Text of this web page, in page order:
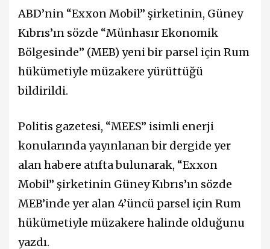
ABD’nin “Exxon Mobil” şirketinin, Güney
Kıbrıs’ın sözde “Münhasır Ekonomik
Bölgesinde” (MEB) yeni bir parsel için Rum
hükümetiyle müzakere yürüttüğü
bildirildi.
Politis gazetesi, “MEES” isimli enerji
konularında yayınlanan bir dergide yer
alan habere atıfta bulunarak, “Exxon
Mobil” şirketinin Güney Kıbrıs’ın sözde
MEB’inde yer alan 4’üncü parsel için Rum
hükümetiyle müzakere halinde olduğunu
yazdı.